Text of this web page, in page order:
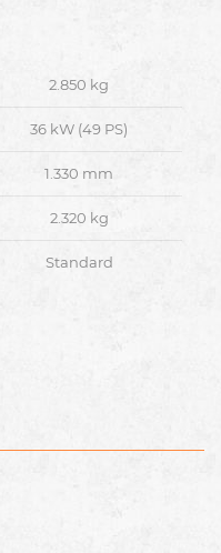
2.850 kg
36 kW (49 PS)
1.330 mm
2.320 kg
Standard